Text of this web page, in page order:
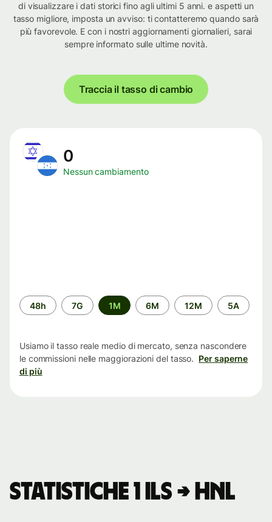
di visualizzare i dati storici fino agli ultimi 5 anni. e aspetti un
tasso migliore, imposta un avviso: ti contatteremo quando sarà
più favorevole. E con i nostri aggiornamenti giornalieri, sarai
sempre informato sulle ultime novità.
Traccia il tasso di cambio
0
Nessun cambiamento
Periodo
di
48h 7G 1M 6M 12M 5A
Usiamo il tasso reale medio di mercato, senza nascondere
le commissioni nelle maggiorazioni del tasso. Per saperne
di più
Statistiche 1 ILS → HNL